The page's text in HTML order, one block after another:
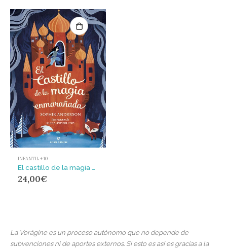
INFANTIL + 10
24,00€
La Vorágine es un proceso autónomo que no depende de
subvenciones ni de aportes externos. Si esto es así es gracias a la